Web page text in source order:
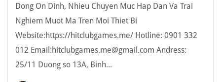
Dong On Dinh, Nhieu Chuyen Muc Hap Dan Va Trai
Nghiem Muot Ma Tren Moi Thiet Bi
Website:https://hitclubgames.me/ Hotline: 0901 332
012 Email:hitclubgames.me@gmail.com Andress:
25/11 Duong so 13A, Binh...